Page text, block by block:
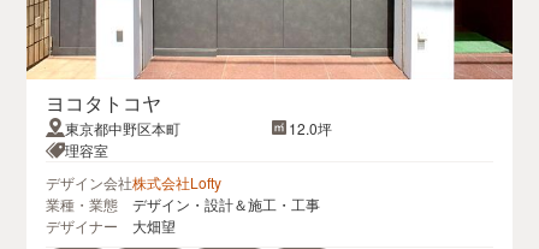
ヨコタトコヤ
東京都中野区本町
12.0坪
理容室
デザイン会社株式会社Lofty
業種・業態
デザイン・設計＆施工・工事
デザイナー
大畑望